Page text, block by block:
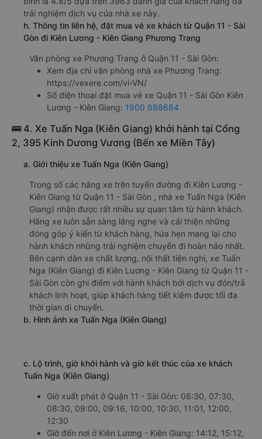
trải nghiệm dịch vụ của nhà xe này.
h. Thông tin liên hệ, đặt mua vé xe khách từ Quận 11 - Sài
Gòn đi Kiên Lương - Kiên Giang Phương Trang
Văn phòng xe Phương Trang ở Quận 11 - Sài Gòn:
Xem địa chỉ văn phòng nhà xe Phương Trang:
https://vexere.com/vi-VN/
Số điện thoại đặt mua vé xe Quận 11 - Sài Gòn Kiên
Lương - Kiên Giang: 1900 888684
🚌 4. Xe Tuấn Nga (Kiên Giang) khởi hành tại Cổng
2, 395 Kinh Dương Vương (Bến xe Miền Tây)
a. Giới thiệu xe Tuấn Nga (Kiên Giang)
Trong số các hãng xe trên tuyến đường đi Kiên Lương -
Kiên Giang từ Quận 11 - Sài Gòn , nhà xe Tuấn Nga (Kiên
Giang) nhận được rất nhiều sự quan tâm từ hành khách.
Hãng xe luôn sẵn sàng lắng nghe và cải thiện những
đóng góp ý kiến từ khách hàng, hứa hẹn mang lại cho
hành khách những trải nghiệm chuyến đi hoàn hảo nhất.
Bên cạnh dàn xe chất lượng, nội thất tiện nghi, xe Tuấn
Nga (Kiên Giang) đi Kiên Lương - Kiên Giang từ Quận 11 -
Sài Gòn còn ghi điểm với hành khách bởi dịch vụ đón/trả
khách linh hoạt, giúp khách hàng tiết kiệm được tối đa
thời gian di chuyển.
b. Hình ảnh xe Tuấn Nga (Kiên Giang)
c. Lộ trình, giờ khởi hành và giờ kết thúc của xe khách
Tuấn Nga (Kiên Giang)
Giờ xuất phát ở Quận 11 - Sài Gòn: 06:30, 07:30,
08:30, 09:00, 09:16, 10:00, 10:30, 11:01, 12:00,
12:30
Giờ đến nơi ở Kiên Lương - Kiên Giang: 14:12, 15:12,